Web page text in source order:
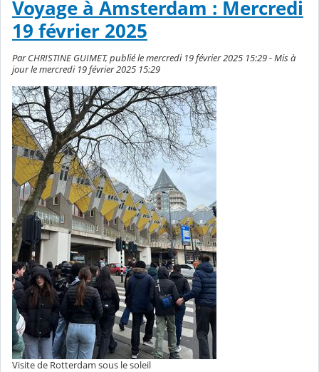
Voyage à Amsterdam : Mercredi
19 février 2025
Par CHRISTINE GUIMET, publié le mercredi 19 février 2025 15:29 - Mis à
jour le mercredi 19 février 2025 15:29
Visite de Rotterdam sous le soleil